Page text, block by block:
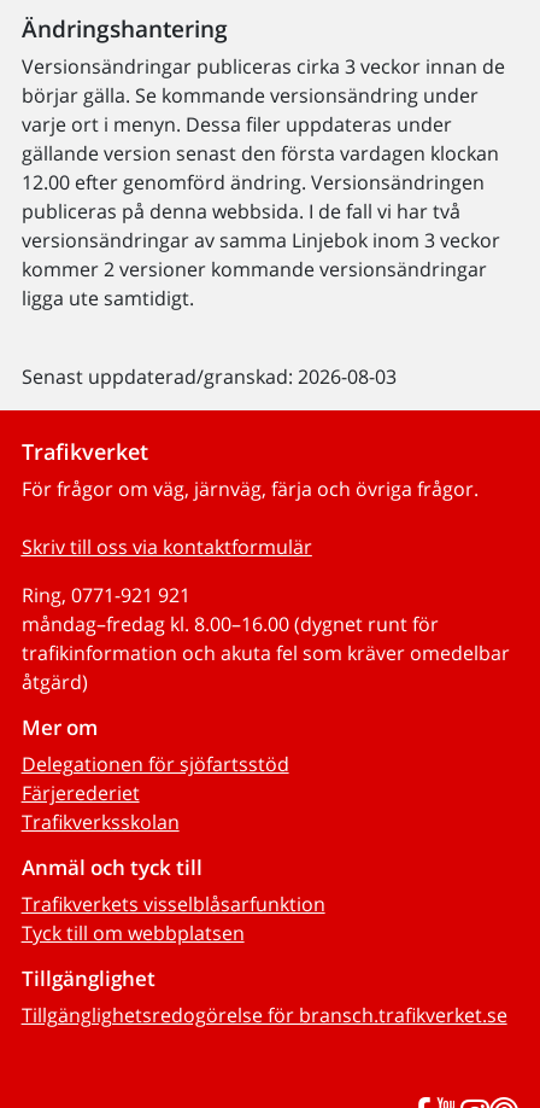
Ändringshantering
Versionsändringar publiceras cirka 3 veckor innan de
börjar gälla. Se kommande versionsändring under
varje ort i menyn. Dessa filer uppdateras under
gällande version senast den första vardagen klockan
12.00 efter genomförd ändring. Versionsändringen
publiceras på denna webbsida. I de fall vi har två
versionsändringar av samma Linjebok inom 3 veckor
kommer 2 versioner kommande versionsändringar
ligga ute samtidigt.
Senast uppdaterad/granskad: 2026-08-03
Trafikverket
För frågor om väg, järnväg, färja och övriga frågor.
Skriv till oss via kontaktformulär
Ring, 0771-921 921
måndag–fredag kl. 8.00–16.00 (dygnet runt för
trafikinformation och akuta fel som kräver omedelbar
åtgärd)
Mer om
Delegationen för sjöfartsstöd
Färjerederiet
Trafikverksskolan
Anmäl och tyck till
Trafikverkets visselblåsarfunktion
Tyck till om webbplatsen
Tillgänglighet
Tillgänglighetsredogörelse för bransch.trafikverket.se